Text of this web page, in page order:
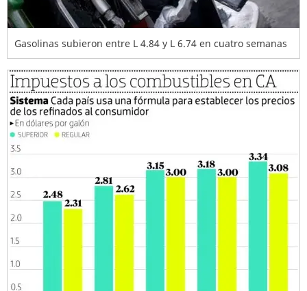
Gasolinas subieron entre L 4.84 y L 6.74 en cuatro semanas